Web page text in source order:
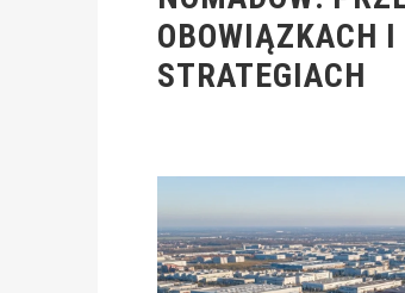
OBOWIĄZKACH I
STRATEGIACH